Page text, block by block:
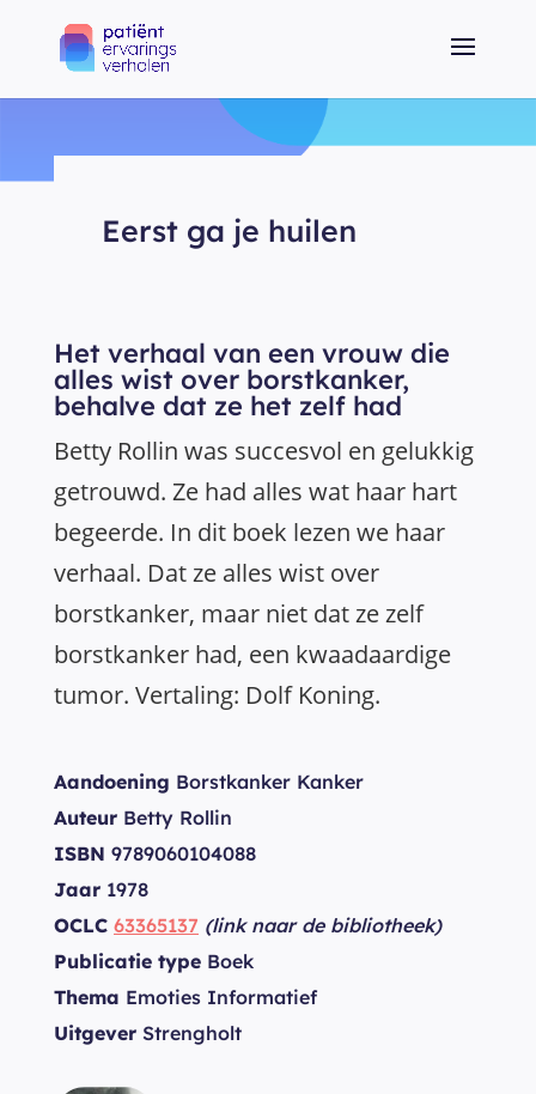
Eerst ga je huilen
Het verhaal van een vrouw die
alles wist over borstkanker,
behalve dat ze het zelf had
Betty Rollin was succesvol en gelukkig
getrouwd. Ze had alles wat haar hart
begeerde. In dit boek lezen we haar
verhaal. Dat ze alles wist over
borstkanker, maar niet dat ze zelf
borstkanker had, een kwaadaardige
tumor. Vertaling: Dolf Koning.
Aandoening Borstkanker Kanker
Auteur Betty Rollin
ISBN 9789060104088
Jaar 1978
OCLC 63365137 (link naar de bibliotheek)
Publicatie type Boek
Thema Emoties Informatief
Uitgever Strengholt